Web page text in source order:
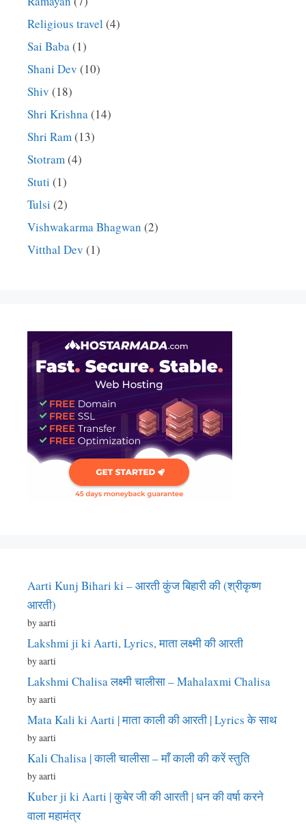
Religious travel (4)
Sai Baba (1)
Shani Dev (10)
Shiv (18)
Shri Krishna (14)
Shri Ram (13)
Stotram (4)
Stuti (1)
Tulsi (2)
Vishwakarma Bhagwan (2)
Vitthal Dev (1)
Aarti Kunj Bihari ki – आरती कुंज बिहारी की (श्रीकृष्ण
आरती)
by aarti
Lakshmi ji ki Aarti, Lyrics, माता लक्ष्मी की आरती
by aarti
Lakshmi Chalisa लक्ष्मी चालीसा – Mahalaxmi Chalisa
by aarti
Mata Kali ki Aarti | माता काली की आरती | Lyrics के साथ
by aarti
Kali Chalisa | काली चालीसा – माँ काली की करें स्तुति
by aarti
Kuber ji ki Aarti | कुबेर जी की आरती | धन की वर्षा करने
वाला महामंत्र